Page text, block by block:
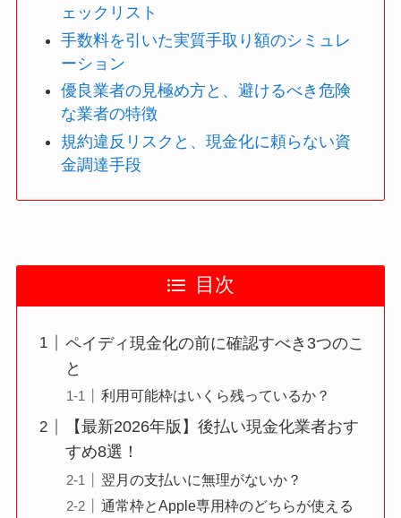
ェックリスト
手数料を引いた実質手取り額のシミュレ
ーション
優良業者の見極め方と、避けるべき危険
な業者の特徴
規約違反リスクと、現金化に頼らない資
金調達手段
目次
ペイディ現金化の前に確認すべき3つのこ
と
利用可能枠はいくら残っているか？
【最新2026年版】後払い現金化業者おす
すめ8選！
翌月の支払いに無理がないか？
通常枠とApple専用枠のどちらが使える